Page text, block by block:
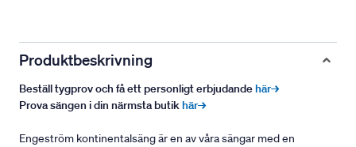
Produktbeskrivning
Beställ tygprov och få ett personligt erbjudandehär→
Prova sängen i din närmsta butikhär→
Engeström kontinentalsäng är en av våra sängar med en